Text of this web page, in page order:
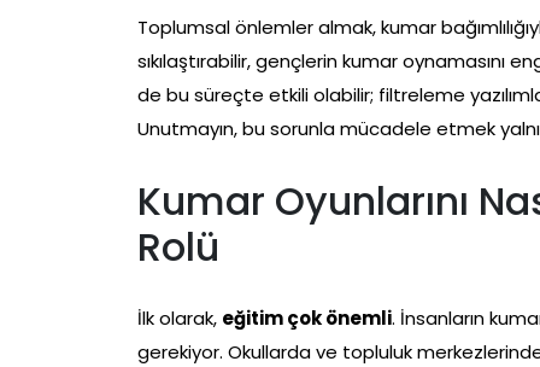
Toplumsal önlemler almak, kumar
sıkılaştırabilir, gençlerin kumar oynamasını
de bu süreçte etkili olabilir; filtreleme
Unutmayın, bu sorunla mücadele etmek
Kumar Oyunlarını
Rolü
İlk olarak, eğitim çok önemli. İnsanların
gerekiyor. Okullarda ve topluluk